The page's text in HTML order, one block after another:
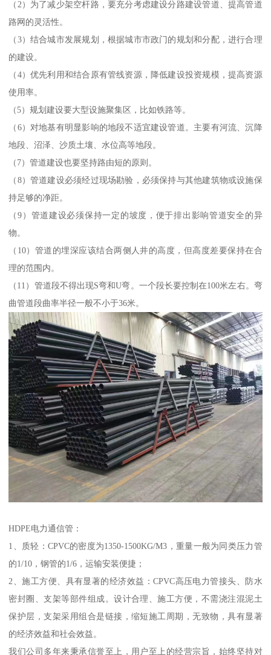
（2）为了减少架空杆路，要充分考虑建设分路建设管道、提高管道
路网的灵活性。
（3）结合城市发展规划，根据城市市政门的规划和分配，进行合理
的建设。
（4）优先利用和结合原有管线资源，降低建设投资规模，提高资源
使用率。
（5）规划建设要大型设施聚集区，比如铁路等。
（6）对地基有明显影响的地段不适宜建设管道。主要有河流、沉降
地段、沼泽、沙质土壤、水位高等地段。
（7）管道建设也要坚持路由短的原则。
（8）管道建设必须经过现场勘验，必须保持与其他建筑物或设施保
持足够的净距。
（9）管道建设必须保持一定的坡度，便于排出影响管道安全的异
物。
（10）管道的埋深应该结合两侧人井的高度，但高度差要保持在合
理的范围内。
（11）管道段不得出现S弯和U弯。一个段长要控制在100米左右。弯
曲管道段曲率半径一般不小于36米。
HDPE电力通信管：
1、质轻：CPVC的密度为1350-1500KG/M3，重量一般为同类压力管
的1/10，钢管的1/6，运输安装便捷；
2、施工方便、具有显著的经济效益：CPVC高压电力管接头、防水
密封圈、支架等部件组成。设计合理、施工方便，不需浇注混泥土
保护层，支架采用组合是链接，缩短施工周期，无致物，具有显著
的经济效益和社会效益。
我们公司多年来秉承信誉至上，用户至上的经营宗旨，始终坚持对